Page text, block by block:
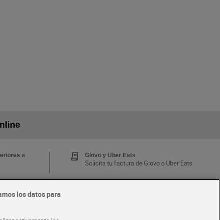
a
Glovo y Uber Eats
Solicita tu factura de Glovo o Uber Eats
los datos para